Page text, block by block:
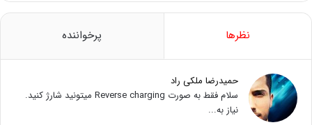
نظرها پرخواننده
حمیدرضا ملکی راد
سلام فقط به صورت Reverse charging میتونید شارژ کنید.
نیاز به...